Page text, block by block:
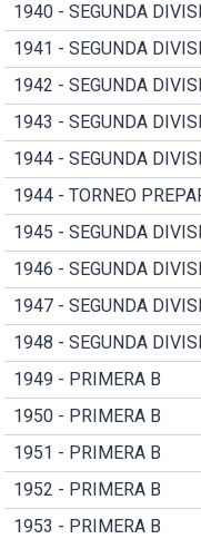
1940 - SEGUNDA
1941 - SEGUNDA
1942 - SEGUNDA
1943 - SEGUNDA
1944 - SEGUNDA
1944 - TORNEO
1945 - SEGUNDA
1946 - SEGUNDA
1947 - SEGUNDA
1948 - SEGUNDA
1949 - PRIMERA B
1950 - PRIMERA B
1951 - PRIMERA B
1952 - PRIMERA B
1953 - PRIMERA B